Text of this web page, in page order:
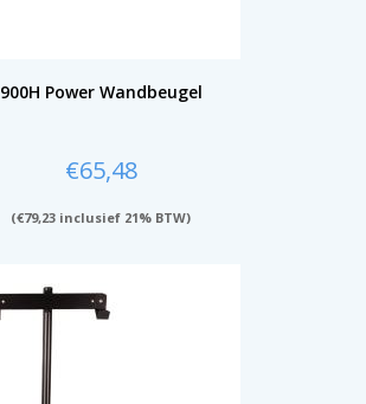
900H Power Wandbeugel
€65,48
(€79,23 inclusief 21% BTW)